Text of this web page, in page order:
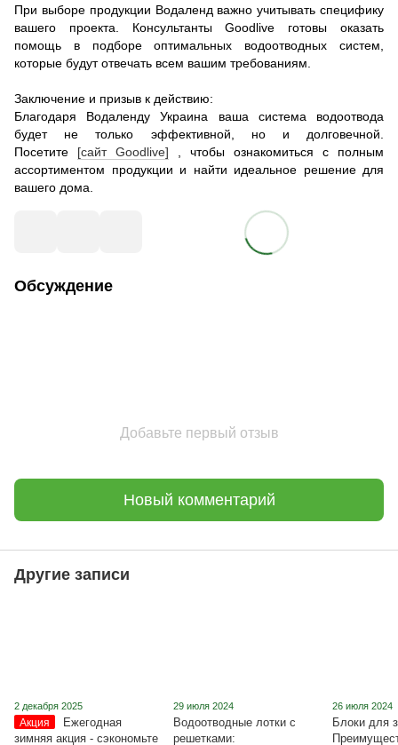
При выборе продукции Водаленд важно учитывать специфику
вашего проекта. Консультанты Goodlive готовы оказать
помощь в подборе оптимальных водоотводных систем,
которые будут отвечать всем вашим требованиям.
Заключение и призыв к действию:
Благодаря Водаленду Украина ваша система водоотвода
будет не только эффективной, но и долговечной.
Посетите [сайт Goodlive] , чтобы ознакомиться с полным
ассортиментом продукции и найти идеальное решение для
вашего дома.
Обсуждение
Добавьте первый отзыв
Новый комментарий
Другие записи
2 декабря 2025
Акция
Ежегодная
зимняя акция - сэкономьте
29 июля 2024
Водоотводные лотки с
решетками:
26 июля 2024
Блоки для